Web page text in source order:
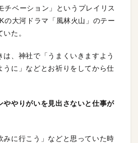
チベーション」というプレイリス
の大河ドラマ「風林火山」のテー
た。
、神社で「うまくいきますよう
うに」などとお祈りをしてから仕
ややりがいを見出さないと仕事が
みに行こう」などと思っていた時